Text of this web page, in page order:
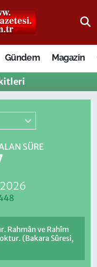
Gündem Magazin
SÜRE
Rahmân ve Rahîm
(Bakara Sûresi,
Haritası
Fikstür